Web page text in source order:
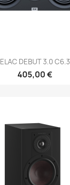
ELAC DEBUT 3.0 C6.3
405,00 €